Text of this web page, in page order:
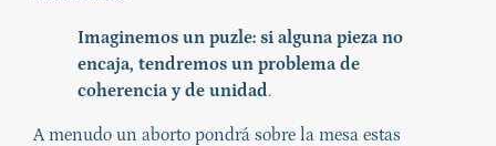
Imaginemos un puzle: si alguna pieza no
encaja, tendremos un problema de
coherencia y de unidad.
A menudo un aborto pondrá sobre la mesa estas